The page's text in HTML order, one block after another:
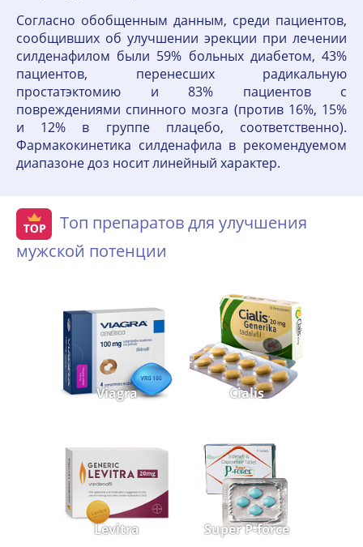
Согласно обобщенным данным, среди пациентов,
сообщивших об улучшении эрекции при лечении
силденафилом были 59% больных диабетом, 43%
пациентов, перенесших радикальную
простатэктомию и 83% пациентов с
повреждениями спинного мозга (против 16%, 15%
и 12% в группе плацебо, соответственно).
Фармакокинетика силденафила в рекомендуемом
диапазоне доз носит линейный характер.
Топ препаратов для улучшения
мужской потенции
Viagra Cialis
Levitra Super P-force